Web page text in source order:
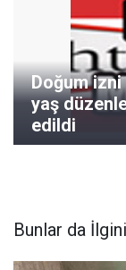
Doğum
yaş
edildi
Bunlar da